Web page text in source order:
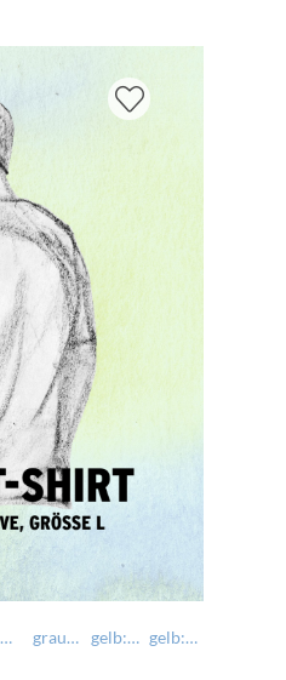
schwarz: Wenn ma ned ois säiba macht grau-meliert: auf da Roas gelb: i bin schuid gelb: Hopfn und Moiz verlorn